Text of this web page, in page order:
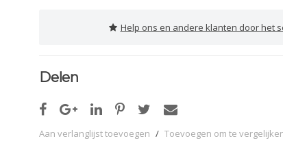
Help ons en andere klanten door het
Delen
Aan verlanglijst toevoegen / Toevoegen om te